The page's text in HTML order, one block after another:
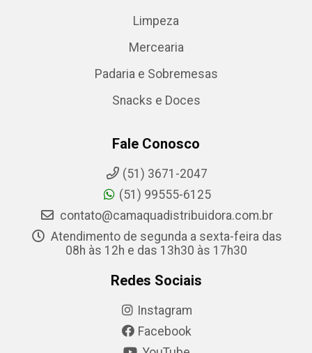
Limpeza
Mercearia
Padaria e Sobremesas
Snacks e Doces
Fale Conosco
(51) 3671-2047
(51) 99555-6125
contato@camaquadistribuidora.com.br
Atendimento de segunda a sexta-feira das
08h às 12h e das 13h30 às 17h30
Redes Sociais
Instagram
Facebook